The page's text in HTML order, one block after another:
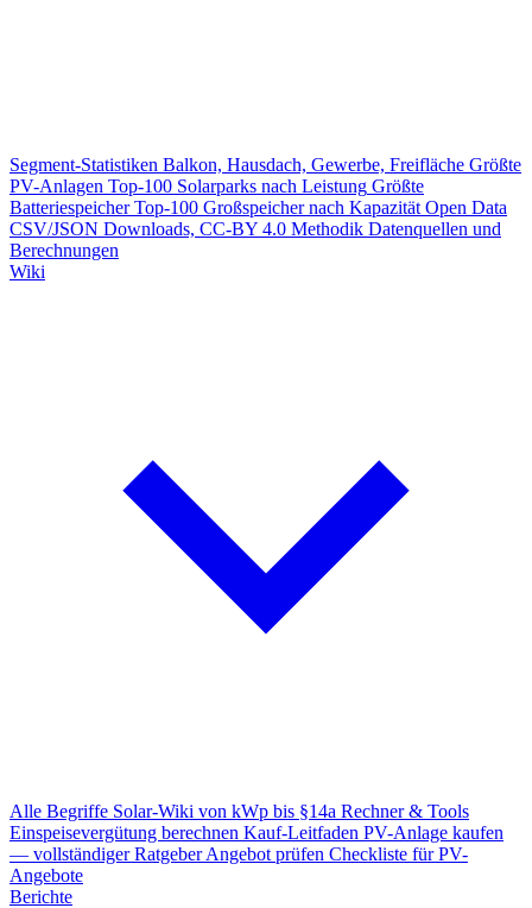
Segment-Statistiken Balkon, Hausdach, Gewerbe, Freifläche Größte
PV-Anlagen Top-100 Solarparks nach Leistung Größte
Batteriespeicher Top-100 Großspeicher nach Kapazität Open Data
CSV/JSON Downloads, CC-BY 4.0 Methodik Datenquellen und
Berechnungen
Wiki
Alle Begriffe Solar-Wiki von kWp bis §14a Rechner & Tools
Einspeisevergütung berechnen Kauf-Leitfaden PV-Anlage kaufen
— vollständiger Ratgeber Angebot prüfen Checkliste für PV-
Angebote
Berichte